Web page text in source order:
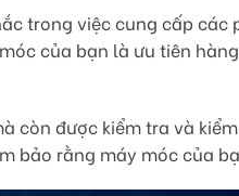
trong việc cung cấp
của bạn là ưu tiên
còn được kiểm tra và
bảo rằng máy móc của